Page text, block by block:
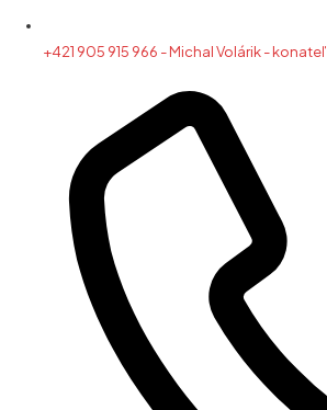
+421 905 915 966 - Michal Volárik - konateľ